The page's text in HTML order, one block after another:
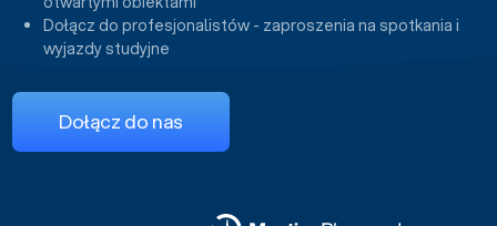
Dołącz do profesjonalistów - zaproszenia na spotkania i
wyjazdy studyjne
Dołącz do nas